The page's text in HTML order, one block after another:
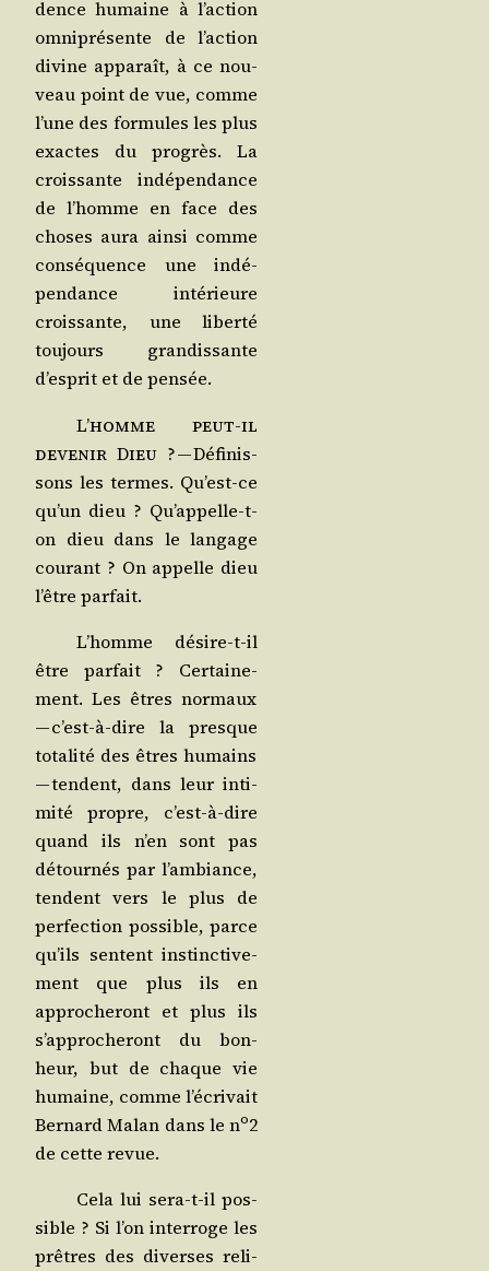
dence humaine à l’action
omni­pré­sente de l’action
divine appa­raît, à ce nou­
veau point de vue, comme
l’une des for­mules les plus
exactes du pro­grès. La
crois­sante indé­pen­dance
de l’homme en face des
choses aura ain­si comme
consé­quence une indé­
pen­dance inté­rieure
crois­sante, une liber­té
tou­jours gran­dis­sante
d’esprit et de pensée.
L’homme peut-il
deve­nir Dieu ?— Défi­nis­
sons les termes. Qu’est-ce
qu’un dieu ? Qu’appelle-t-
on dieu dans le lan­gage
cou­rant ? On appelle dieu
l’être parfait.
L’homme désire-t-il
être par­fait ? Cer­tai­ne­
ment. Les êtres nor­maux
— c’est-à-dire la presque
tota­li­té des êtres humains
— tendent, dans leur inti­
mi­té propre, c’est-à-dire
quand ils n’en sont pas
détour­nés par l’ambiance,
tendent vers le plus de
per­fec­tion pos­sible, parce
qu’ils sentent ins­tinc­ti­ve­
ment que plus ils en
appro­che­ront et plus ils
s’approcheront du bon­
heur, but de chaque vie
humaine, comme l’écrivait
Ber­nard Malan dans le no2
de cette revue.
Cela lui sera-t-il pos­
sible ? Si l’on inter­roge les
prêtres des diverses reli­